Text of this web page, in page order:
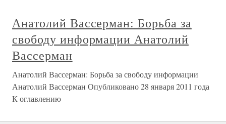
Анатолий Вассерман: Борьба за
свободу информации Анатолий
Вассерман
Анатолий Вассерман: Борьба за свободу информации
Анатолий Вассерман Опубликовано 28 января 2011 года
К оглавлению